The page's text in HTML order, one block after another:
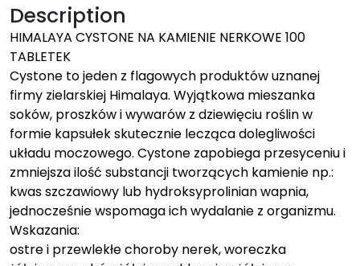
Description
HIMALAYA CYSTONE NA KAMIENIE NERKOWE 100
TABLETEK
Cystone to jeden z flagowych produktów uznanej
firmy zielarskiej Himalaya. Wyjątkowa mieszanka
soków, proszków i wywarów z dziewięciu roślin w
formie kapsułek skutecznie lecząca dolegliwości
układu moczowego. Cystone zapobiega przesyceniu i
zmniejsza ilość substancji tworzących kamienie np.:
kwas szczawiowy lub hydroksyprolinian wapnia,
jednocześnie wspomaga ich wydalanie z organizmu.
Wskazania:
ostre i przewlekłe choroby nerek, woreczka